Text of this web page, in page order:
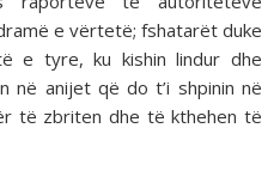
e vërtetë; fshatarët duke
e tyre, ku kishin lindur dhe
në anijet që do t’i shpinin në
të zbriten dhe të kthehen të